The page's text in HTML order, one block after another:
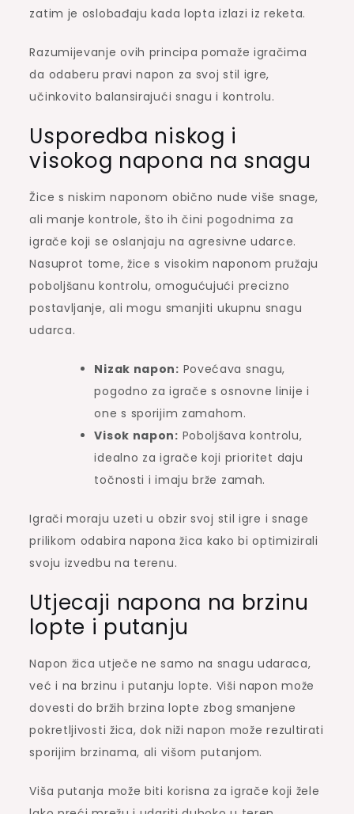
zatim je oslobađaju kada lopta izlazi iz reketa.
Razumijevanje ovih principa pomaže igračima
da odaberu pravi napon za svoj stil igre,
učinkovito balansirajući snagu i kontrolu.
Usporedba niskog i
visokog napona na snagu
Žice s niskim naponom obično nude više snage,
ali manje kontrole, što ih čini pogodnima za
igrače koji se oslanjaju na agresivne udarce.
Nasuprot tome, žice s visokim naponom pružaju
poboljšanu kontrolu, omogućujući precizno
postavljanje, ali mogu smanjiti ukupnu snagu
udarca.
Nizak napon: Povećava snagu,
pogodno za igrače s osnovne linije i
one s sporijim zamahom.
Visok napon: Poboljšava kontrolu,
idealno za igrače koji prioritet daju
točnosti i imaju brže zamah.
Igrači moraju uzeti u obzir svoj stil igre i snage
prilikom odabira napona žica kako bi optimizirali
svoju izvedbu na terenu.
Utjecaji napona na brzinu
lopte i putanju
Napon žica utječe ne samo na snagu udaraca,
već i na brzinu i putanju lopte. Viši napon može
dovesti do bržih brzina lopte zbog smanjene
pokretljivosti žica, dok niži napon može rezultirati
sporijim brzinama, ali višom putanjom.
Viša putanja može biti korisna za igrače koji žele